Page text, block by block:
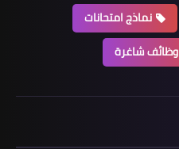
نماذج امتحانات
وظائف شاغرة